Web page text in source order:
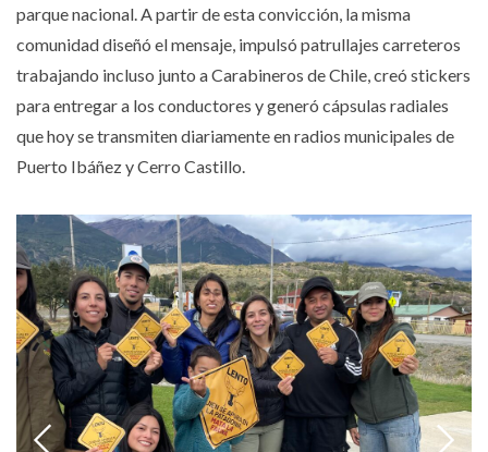
parque nacional. A partir de esta convicción, la misma
comunidad diseñó el mensaje, impulsó patrullajes carreteros
trabajando incluso junto a Carabineros de Chile, creó stickers
para entregar a los conductores y generó cápsulas radiales
que hoy se transmiten diariamente en radios municipales de
Puerto Ibáñez y Cerro Castillo.